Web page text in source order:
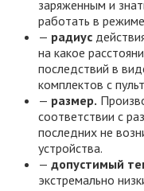
заряженным и
работать в
— радиус
на какое
последствий в
комплектов с
— размер.
соответствии с
последних не
устройства.
— допустимый
экстремально